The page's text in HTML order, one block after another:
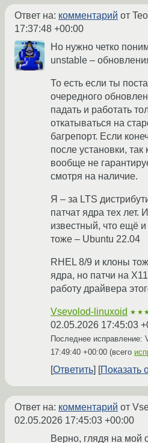
Ответ на: комментарий от
17:37:48 +00:00
Но нужно четко
unstable –
То есть если ты
очередного
падать и работать
откатываться на
багрепорт. Если
после установки, так
вообще не
смотря на наличие.
Я – за LTS
патчат ядра тех
известный, что ещё и
тоже – Ubuntu 22.04
RHEL 8/9 и клоны
ядра, но патчи на
работу драйвера
Vsevolod-linuxoid
02.05.2026 17:45:03
Последнее исправление:
17:49:40 +00:00 (всего
Ответить Показать
Ответ на: комментарий от
02.05.2026 17:45:03 +00:00
Верно, глядя на мой